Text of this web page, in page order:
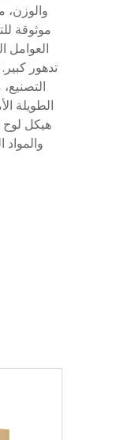
والوزن،
موثوقة
تدهور
الطويلة